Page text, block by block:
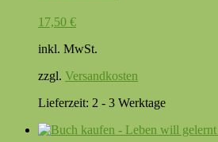
17,50 €
inkl. MwSt.
zzgl. Versandkosten
Lieferzeit: 2 - 3 Werktage